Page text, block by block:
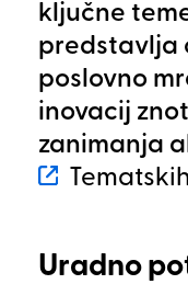
ključne
predstavlja
poslovno
inovacij
zanimanja
Uradno